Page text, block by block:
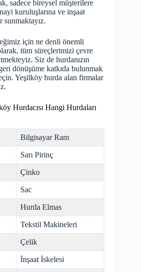
sadece bireysel müşterilere
kuruluşlarına ve inşaat
sunmaktayız.
için ne denli önemli
tüm süreçlerimizi çevre
Siz de hurdanızın
dönüşüme katkıda bulunmak
Yeşilköy hurda alan firmalar
Hurdacısı Hangi Hurdaları
Bilgisayar Ram
Sarı Pirinç
Çinko
Sac
Hurda Elmas
Tekstil Makineleri
Çelik
İnşaat İskelesi